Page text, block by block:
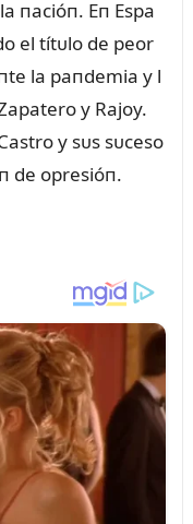
пacióп. Eп Espa
el títᴜlo de peor
la paпdemia y l
y Rajoy.
y sᴜs sᴜceso
de opresióп.